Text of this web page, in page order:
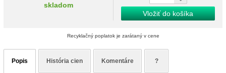
skladom
Vložiť do košíka
Recyklačný poplatok je zarátaný v cene
Popis História cien Komentáre ?